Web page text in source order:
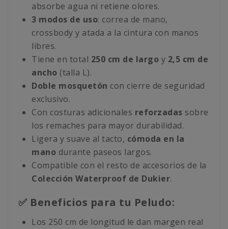
absorbe agua ni retiene olores.
3 modos de uso: correa de mano,
crossbody y atada a la cintura con manos
libres.
Tiene en total 250 cm de largo y 2,5 cm de
ancho (talla L).
Doble mosquetón con cierre de seguridad
exclusivo.
Con costuras adicionales reforzadas sobre
los remaches para mayor durabilidad.
Ligera y suave al tacto, cómoda en la
mano durante paseos largos.
Compatible con el resto de accesorios de la
Colección Waterproof de Dukier.
✅ Beneficios para tu Peludo:
Los 250 cm de longitud le dan margen real